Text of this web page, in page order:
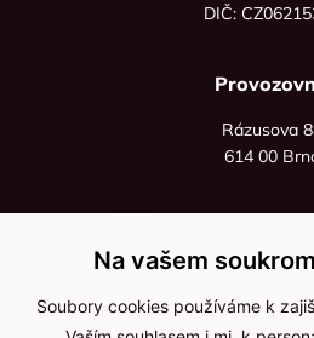
DIČ:
Rázusova
614 00
+420 736
Po - pá: 8:00 -
Na vašem
Soubory cookies používáme k